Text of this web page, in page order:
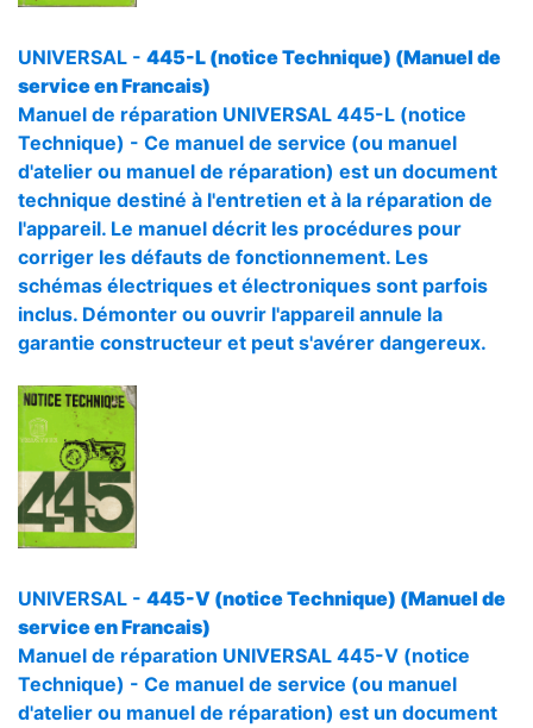
UNIVERSAL - 445-L (notice Technique) (Manuel de
service en Francais)
Manuel de réparation UNIVERSAL 445-L (notice
Technique) - Ce manuel de service (ou manuel
d'atelier ou manuel de réparation) est un document
technique destiné à l'entretien et à la réparation de
l'appareil. Le manuel décrit les procédures pour
corriger les défauts de fonctionnement. Les
schémas électriques et électroniques sont parfois
inclus. Démonter ou ouvrir l'appareil annule la
garantie constructeur et peut s'avérer dangereux.
UNIVERSAL - 445-V (notice Technique) (Manuel de
service en Francais)
Manuel de réparation UNIVERSAL 445-V (notice
Technique) - Ce manuel de service (ou manuel
d'atelier ou manuel de réparation) est un document